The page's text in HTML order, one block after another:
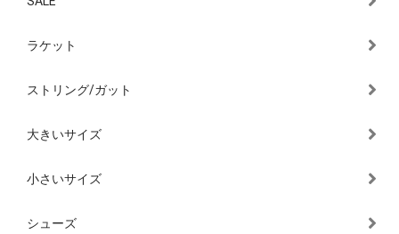
ラケット
ストリング/ガット
大きいサイズ
小さいサイズ
シューズ